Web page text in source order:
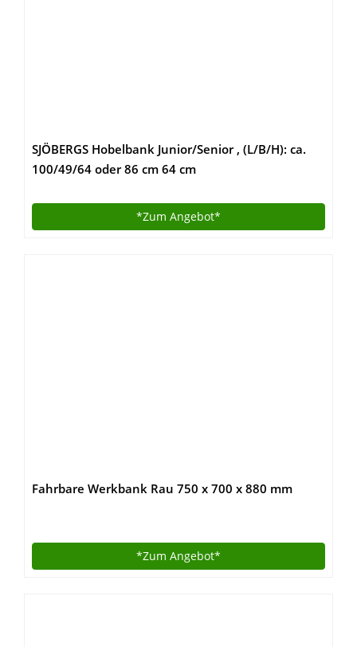
SJÖBERGS Hobelbank Junior/Senior , (L/B/H): ca.
100/49/64 oder 86 cm 64 cm
*Zum Angebot*
Fahrbare Werkbank Rau 750 x 700 x 880 mm
*Zum Angebot*